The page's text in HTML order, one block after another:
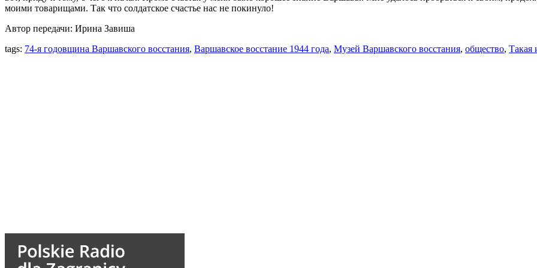
моими товарищами. Так что солдатское счастье нас не покинуло!
Автор передачи: Ирина Завиша
tags: 74-я годовщина Варшавского восстания, Варшавское восстание 1944 года, Музей Варшавского восстания, общество, Такая